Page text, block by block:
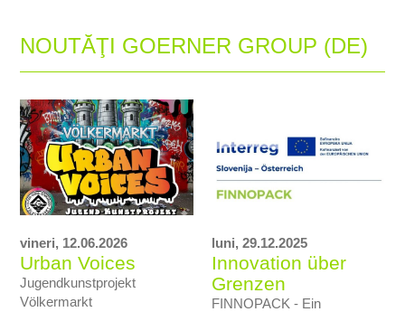
NOUTĂŢI GOERNER GROUP (DE)
vineri, 12.06.2026
Urban Voices
Jugendkunstprojekt
Völkermarkt
luni, 29.12.2025
Innovation über
Grenzen
FINNOPACK - Ein